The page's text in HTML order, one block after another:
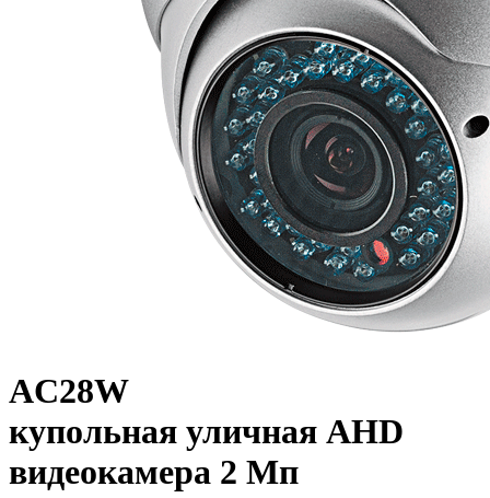
AC28W
купольная уличная AHD
видеокамера 2 Мп